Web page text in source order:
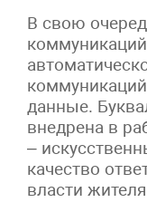
В свою
коммуникаций
данные.
внедрена в
–
качество
власти